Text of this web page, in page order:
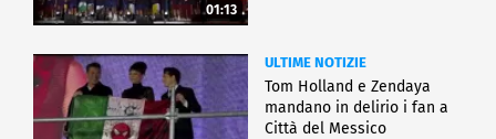
01:13
ULTIME NOTIZIE
Tom Holland e Zendaya
mandano in delirio i fan a
Città del Messico